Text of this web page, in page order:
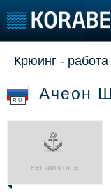
Судостроение
Новости
Репутация
Работа
Крюинг
Крюинг -
RU Ачеон